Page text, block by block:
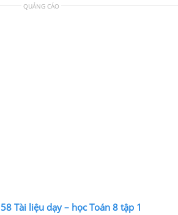
QUẢNG CÁO
Tài liệu dạy – học Toán 8 tập 1